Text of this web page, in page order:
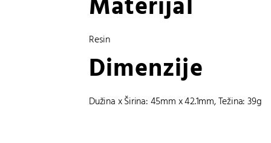
Materijal
Resin
Dimenzije
Dužina x Širina: 45mm x 42.1mm, Težina: 39g